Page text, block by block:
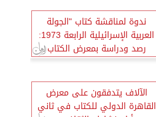
ندوة لمناقشة كتاب "الجولة
العربية الإسرائيلية الرابعة 1973:
رصد ودراسة بمعرض الكتاب
الآلاف يتدفقون على معرض
القاهرة الدولي للكتاب في ثاني